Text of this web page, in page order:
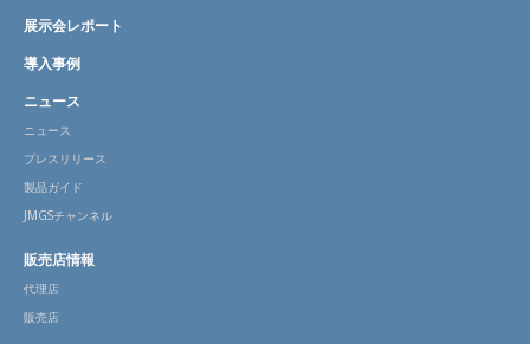
展示会レポート
導入事例
ニュース
ニュース
プレスリリース
製品ガイド
JMGSチャンネル
販売店情報
代理店
販売店